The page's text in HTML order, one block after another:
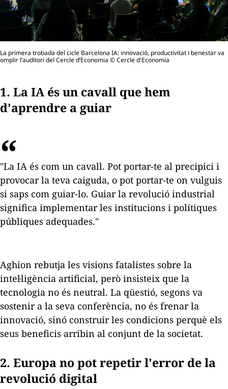
La primera trobada del cicle Barcelona IA: innovació, productivitat i benestar va
omplir l’auditori del Cercle d’Economia © Cercle d'Economia
1. La IA és un cavall que hem
d'aprendre a guiar
"La IA és com un cavall. Pot portar-te al precipici i
provocar la teva caiguda, o pot portar-te on vulguis
si saps com guiar-lo. Guiar la revolució industrial
significa implementar les institucions i polítiques
públiques adequades."
Aghion rebutja les visions fatalistes sobre la
intel·ligència artificial, però insisteix que la
tecnologia no és neutral. La qüestió, segons va
sostenir a la seva conferència, no és frenar la
innovació, sinó construir les condicions perquè els
seus beneficis arribin al conjunt de la societat.
2. Europa no pot repetir l'error de la
revolució digital